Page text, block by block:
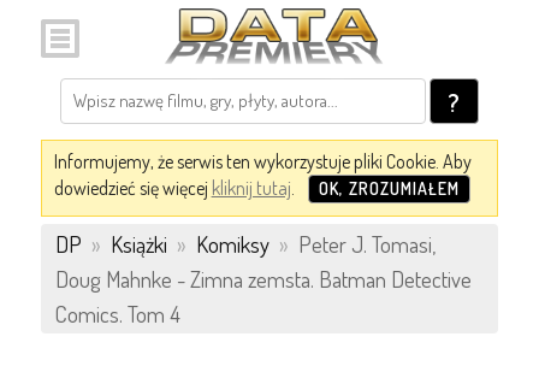
?
Informujemy, że serwis ten wykorzystuje pliki Cookie. Aby
dowiedzieć się więcej kliknij tutaj. OK, ZROZUMIAŁEM
DP » Książki » Komiksy » Peter J. Tomasi,
Doug Mahnke - Zimna zemsta. Batman Detective
Comics. Tom 4